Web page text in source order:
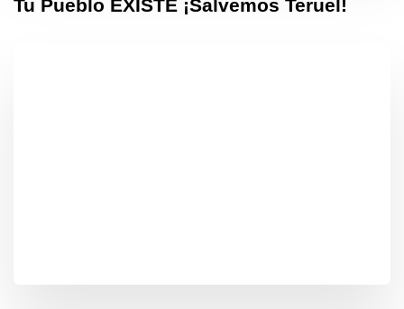
Tu Pueblo EXISTE ¡Salvemos Teruel!